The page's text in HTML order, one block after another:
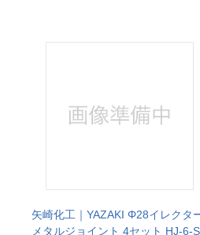
矢崎化工｜YAZAKI Φ28イレクタ
メタルジョイント 4セット HJ-6-